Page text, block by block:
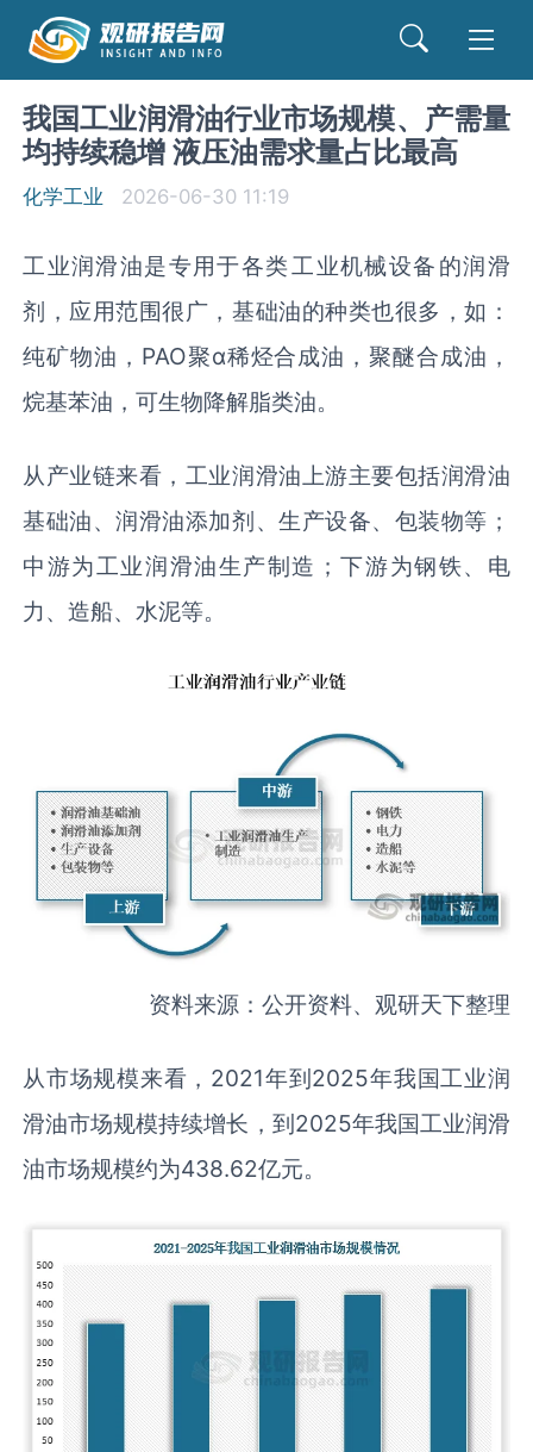
我国工业润滑油行业市场规模、产需量
均持续稳增 液压油需求量占比最高
化学工业 2026-06-30 11:19
工业润滑油是专用于各类‌工业机械设备‌的润滑
剂，应用范围很广，基础油的种类也很多，如：
纯矿物油，PAO聚ɑ稀烃合成油，聚醚合成油，
烷基苯油，可生物降解脂类油。
从产业链来看，工业润滑油上游主要包括润滑油
基础油、润滑油添加剂、生产设备、包装物等；
中游为工业润滑油生产制造；下游为钢铁、电
力、造船、水泥等。
资料来源：公开资料、观研天下整理
从市场规模来看，2021年到2025年我国工业润
滑油市场规模持续增长，到2025年我国工业润滑
油市场规模约为438.62亿元。